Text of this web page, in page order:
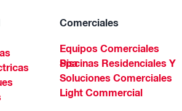
Comerciales
Equipos Comerciales
Piscinas Residenciales Y Spa
Soluciones Comerciales
Light Commercial